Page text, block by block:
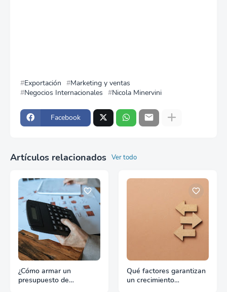
Exportación
Marketing y ventas
Negocios Internacionales
Nicola Minervini
Facebook
Artículos relacionados Ver todo
¿Cómo armar un
presupuesto de
Qué factores garantizan
un crecimiento